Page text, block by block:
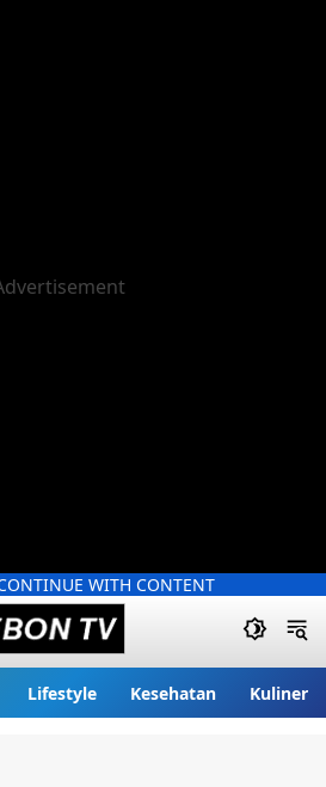
WITH CONTENT
Lifestyle Kesehatan Kuliner